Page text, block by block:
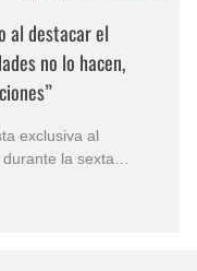
al destacar el
no lo hacen,
exclusiva al
la sexta
medio del